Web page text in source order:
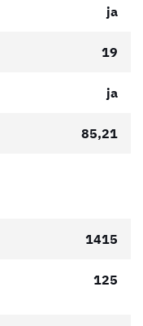
ja
19
ja
85,21
1415
125